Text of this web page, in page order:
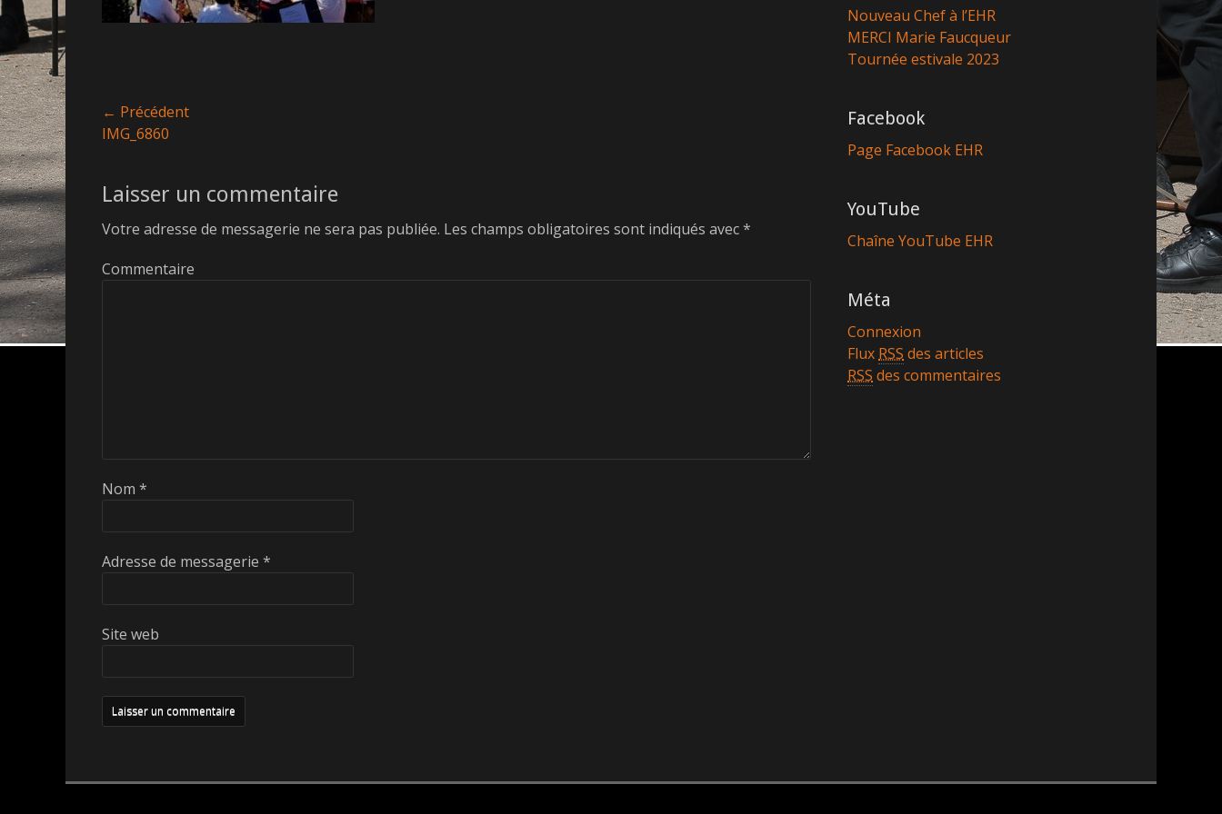
Navigation
de
l’article
← Précédent
Article
IMG_6860
Laisser un commentaire
Votre adresse de messagerie ne sera pas publiée. Les champs obligatoires sont indiqués avec*
Commentaire
Nom *
Adresse de messagerie *
Site web
Nouveau Chef à l’EHR
MERCI Marie Faucqueur
Tournée estivale 2023
Facebook
Page Facebook EHR
YouTube
Chaîne YouTube EHR
Méta
Connexion
Flux RSS des articles
RSS des commentaires